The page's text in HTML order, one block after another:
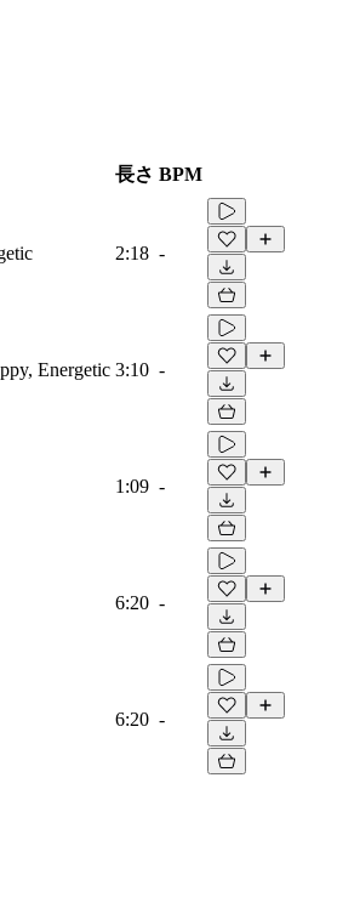
長さ BPM
2:18 -
Energetic 3:10 -
1:09 -
6:20 -
6:20 -